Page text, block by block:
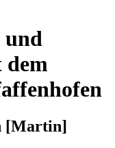
und
[Martin]